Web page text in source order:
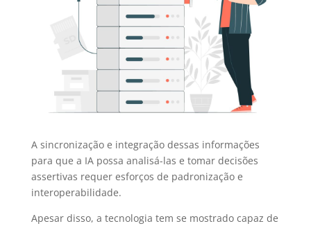
A sincronização e integração dessas informações
para que a IA possa analisá-las e tomar decisões
assertivas requer esforços de padronização e
interoperabilidade.
Apesar disso, a tecnologia tem se mostrado capaz de